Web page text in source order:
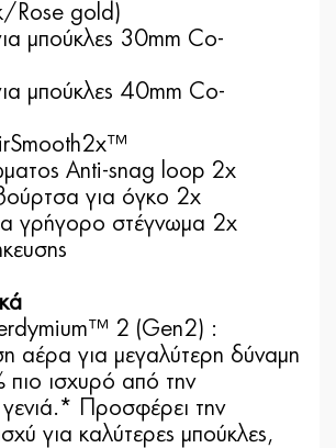
Rose gold)
μπούκλες 30mm Co-
μπούκλες 40mm Co-
Anti-snag loop 2x
για όγκο 2x
γρήγορο στέγνωμα 2x
2 (Gen2) :
αέρα για μεγαλύτερη δύναμη
πιο ισχυρό από την
Προσφέρει την
για καλύτερες μπούκλες,